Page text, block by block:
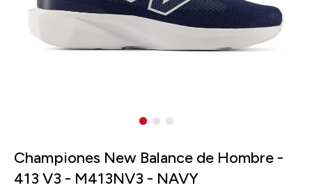
Championes New Balance de Hombre -
413 V3 - M413NV3 - NAVY